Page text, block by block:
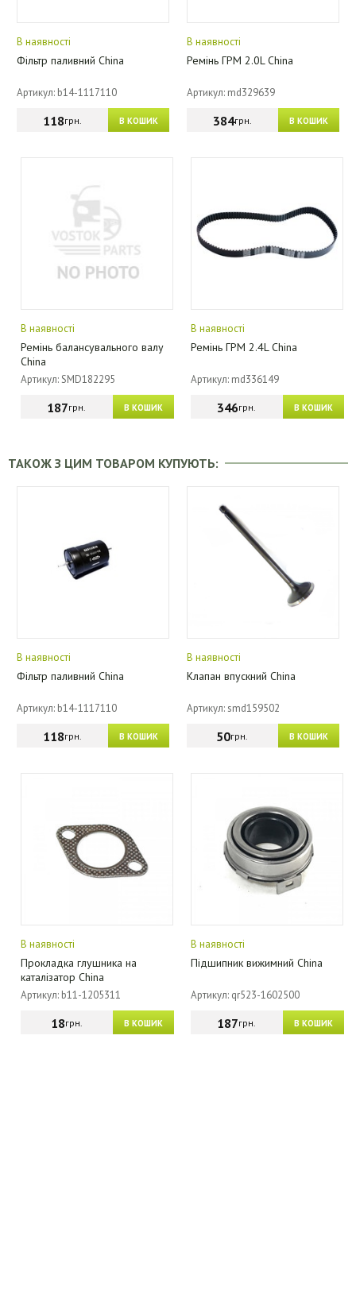
В наявності
Фільтр паливний China
Артикул: b14-1117110
В КОШИК
118грн.
В наявності
Ремінь ГРМ 2.0L China
Артикул: md329639
В КОШИК
384грн.
В наявності
Ремінь балансувального валу
China
Артикул: SMD182295
В КОШИК
187грн.
В наявності
Ремінь ГРМ 2.4L China
Артикул: md336149
В КОШИК
346грн.
ТАКОЖ З ЦИМ ТОВАРОМ КУПУЮТЬ:
В наявності
Фільтр паливний China
Артикул: b14-1117110
В КОШИК
118грн.
В наявності
Клапан впускний China
Артикул: smd159502
В КОШИК
50грн.
В наявності
Прокладка глушника на
каталізатор China
Артикул: b11-1205311
В КОШИК
18грн.
В наявності
Підшипник вижимний China
Артикул: qr523-1602500
В КОШИК
187грн.